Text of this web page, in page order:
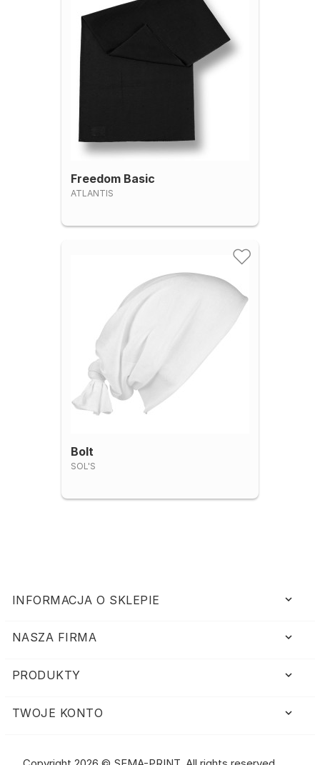
Freedom Basic
ATLANTIS
Bolt
SOL'S
INFORMACJA O SKLEPIE keyboard_arrow_down
NASZA FIRMA 
PRODUKTY 
TWOJE KONTO 